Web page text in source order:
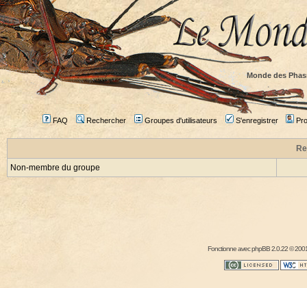
Monde des
FAQ Rechercher Groupes d'utilisateurs S'enregistrer
Non-membre du groupe
Fonctionne avecphpBB2.0.22 ©